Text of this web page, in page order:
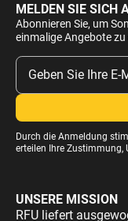
MELDEN SIE SICH
Abonnieren Sie, um
einmalige Angebote
Durch die Anmeldung
erteilen Ihre Zustimmung,
UNSERE MISSION
RFU liefert